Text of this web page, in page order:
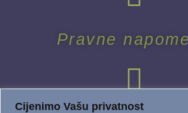
Cijenimo Vašu privatnost
Pravne